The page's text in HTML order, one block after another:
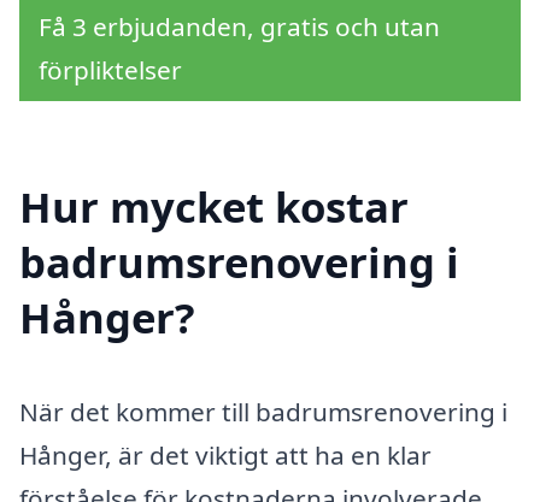
Få 3 erbjudanden, gratis och utan
förpliktelser
Hur mycket kostar
badrumsrenovering i
Hånger?
När det kommer till badrumsrenovering i
Hånger, är det viktigt att ha en klar